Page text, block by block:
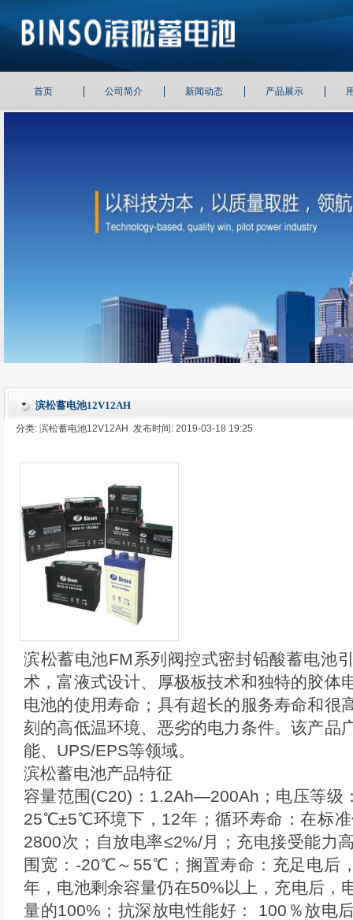
首页 公司简介 新闻动态 产品展示
滨松蓄电池12V12AH
分类: 滨松蓄电池12V12AH 发布时间: 2019-03-18 19:25
滨松蓄电池FM系列阀控式密封铅酸蓄电池
术，富液式设计、厚极板技术和独特的胶体
电池的使用寿命；具有超长的服务寿命和很
刻的高低温环境、恶劣的电力条件。该产品
能、UPS/EPS等领域。
滨松蓄电池产品特征
容量范围(C20)：1.2Ah—200Ah；电压等级
25℃±5℃环境下，12年；循环寿命：在标
2800次；自放电率≤2%/月；充电接受能力
围宽：-20℃～55℃；搁置寿命：充足电后
年，电池剩余容量仍在50%以上，充电后，
量的100%；抗深放电性能好： 100％放电